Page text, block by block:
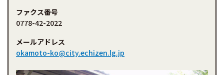
ファクス番号
0778-42-2022
メールアドレス
okamoto-ko@city.echizen.lg.jp